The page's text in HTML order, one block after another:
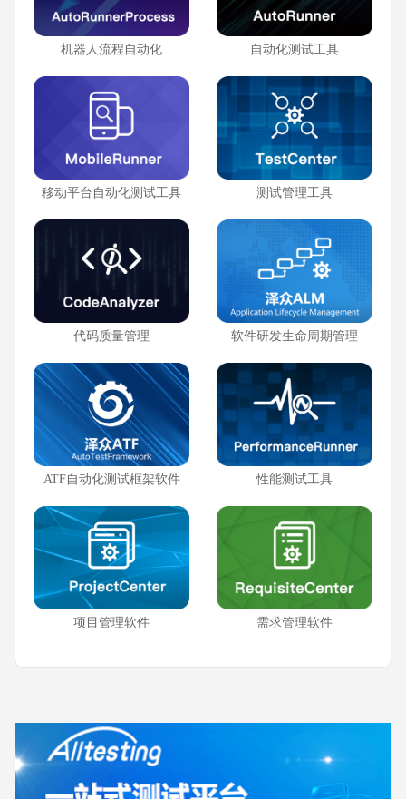
机器人流程自动化 自动化测试工具
移动平台自动化测试工具 测试管理工具
代码质量管理 软件研发生命周期管理
ATF自动化测试框架软件 性能测试工具
项目管理软件 需求管理软件